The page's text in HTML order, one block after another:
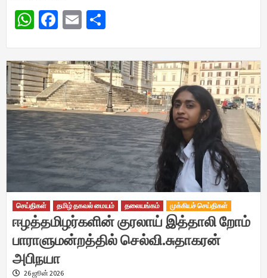
WhatsApp
Facebook
Email
செய்திகள் தமிழ் தகவல் மையம் தலையங்கம் முக்கியச் செய்திகள்
ஈழத்தமிழர்களின் குரலாய் இத்தாலி றோம்
பாராளுமன்றத்தில் செல்வி.சுதாகரன்
அபிநயா
26 ஜூன் 2026